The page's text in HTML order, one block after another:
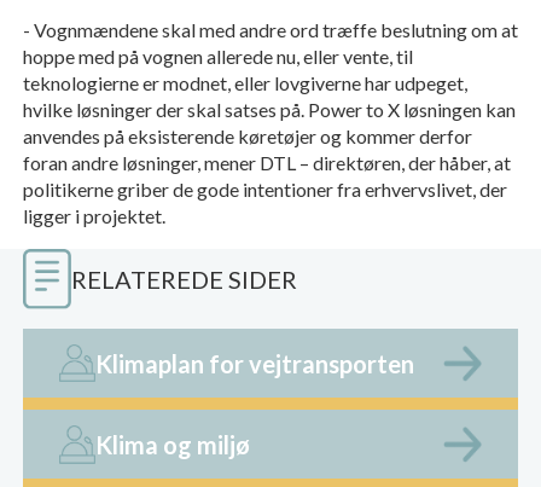
- Vognmændene skal med andre ord træffe beslutning om at
hoppe med på vognen allerede nu, eller vente, til
teknologierne er modnet, eller lovgiverne har udpeget,
hvilke løsninger der skal satses på. Power to X løsningen kan
anvendes på eksisterende køretøjer og kommer derfor
foran andre løsninger, mener DTL – direktøren, der håber, at
politikerne griber de gode intentioner fra erhvervslivet, der
ligger i projektet.
RELATEREDE SIDER
Klimaplan for vejtransporten
Klima og miljø